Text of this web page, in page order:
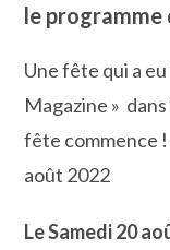
le
Une fête qui a
Magazine »
fête commence
août 2022
Le Samedi 20